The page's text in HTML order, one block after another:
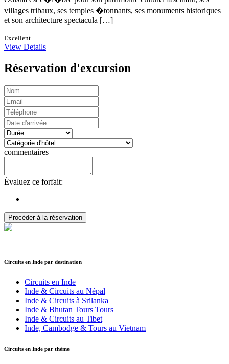
villages tribaux, ses temples �tonnants, ses monuments historiques
et son architecture spectacula […]
Excellent
View Details
Réservation d'excursion
commentaires
Évaluez ce forfait:
Procéder à la réservation
Circuits en Inde par destination
Circuits en Inde
Inde & Circuits au Népal
Inde & Circuits à Srilanka
Inde & Bhutan Tours Tours
Inde & Circuits au Tibet
Inde, Cambodge & Tours au Vietnam
Circuits en Inde par thème